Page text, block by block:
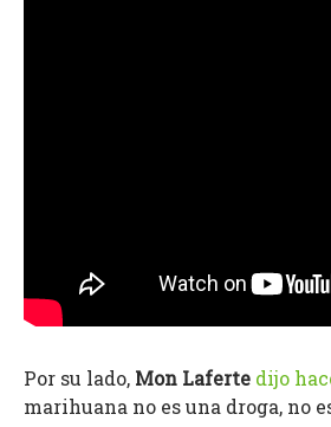
Por su lado, Mon Laferte dijo
marihuana no es una droga, no